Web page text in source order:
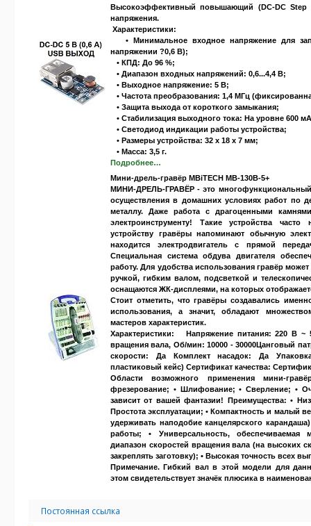
Высокоэффективный повышающий (DC-DC Step
напряжения.
Характеристики:
• Минимальное входное напряжение для
напряжении ?0,6 В);
• КПД: До 96 %;
• Диапазон входных напряжений: 0,6...4,4 В;
• Выходное напряжение: 5 В;
• Частота преобразования: 1,4 МГц
• Защита выхода от короткого замыкания;
• Стабилизация выходного тока: На уровне 600
• Светодиод индикации работы устройства;
• Размеры устройства: 32 х 18 х 7 мм;
• Масса: 3,5 г.
Подробнее…
Мини-дрель-гравёр MBiTECH MB-130В-5+
МИНИ-ДРЕЛЬ-ГРАВЁР - это
осуществления в домашних условиях работ по
металлу. Даже работа с драгоценными
электроинструменту! Такие устройства
устройству гравёры напоминают обычную
находится электродвигатель с прямой
Специальная система обдува двигателя
работу. Для удобства использования гравёр
ручкой, гибким валом, подсветкой и
оснащаются ЖК-дисплеями, на которых
Стоит отметить, что гравёры создавались
использования, а значит, обладают
мастеров характеристик.
Характеристики: Напряжение питания:220 В ~
вращения вала, Об/мин:10000 - 30000Цанговый
скорости: ДаКомплект насадок: Да
пластиковый кейс) Сертификат качества:
Области возможного применения мини-
фрезерование; • Шлифование; • Сверление; •
зависит от вашей фантазии!
Преимущества: •
Простота эксплуатации; • Компактность и малый
удерживать наподобие канцелярского
работы; • Универсальность,
диапазон скоростей вращения вала (на высоких
закреплять заготовку); • Высокая точность всех
Примечание. Гибкий вал в этой модели для
этом свидетельствует значёк плюсика в
Постоянная ссылка